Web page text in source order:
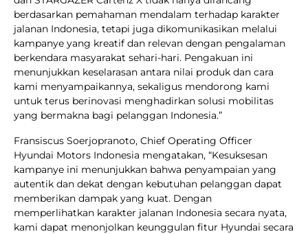
berdasarkan pemahaman mendalam terhadap karakter
jalanan Indonesia, tetapi juga dikomunikasikan melalui
kampanye yang kreatif dan relevan dengan pengalaman
berkendara masyarakat sehari-hari. Pengakuan ini
menunjukkan keselarasan antara nilai produk dan cara
kami menyampaikannya, sekaligus mendorong kami
untuk terus berinovasi menghadirkan solusi mobilitas
yang bermakna bagi pelanggan Indonesia.”
Fransiscus Soerjopranoto, Chief Operating Officer
Hyundai Motors Indonesia mengatakan, “Kesuksesan
kampanye ini menunjukkan bahwa penyampaian yang
autentik dan dekat dengan kebutuhan pelanggan dapat
memberikan dampak yang kuat. Dengan
memperlihatkan karakter jalanan Indonesia secara nyata,
kami dapat menonjolkan keunggulan fitur Hyundai secara